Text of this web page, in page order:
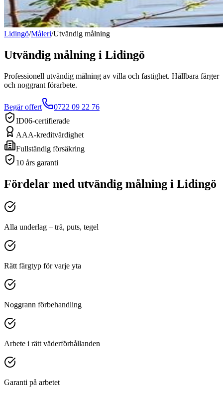
Lidingö/Måleri/Utvändig målning
Utvändig målning i Lidingö
Professionell utvändig målning av villa och fastighet. Hållbara färger
och noggrant förarbete.
Begär offert
0722 09 22 76
ID06-certifierade
AAA-kreditvärdighet
Fullständig försäkring
10 års garanti
Fördelar med utvändig målning i Lidingö
Alla underlag – trä, puts, tegel
Rätt färgtyp för varje yta
Noggrann förbehandling
Arbete i rätt väderförhållanden
Garanti på arbetet